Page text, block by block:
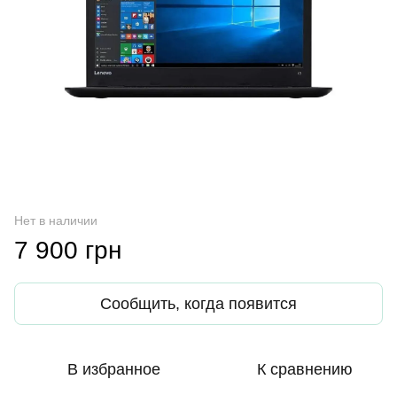
Нет в наличии
7 900 грн
Сообщить, когда появится
В избранное К сравнению